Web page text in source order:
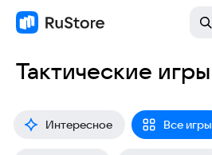
Тактические игры
Интересное Все игры